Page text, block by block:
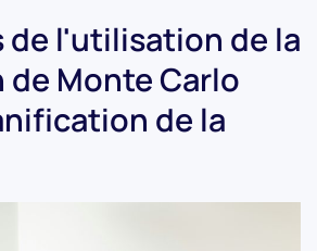
de l'utilisation de la
Monte Carlo
de la